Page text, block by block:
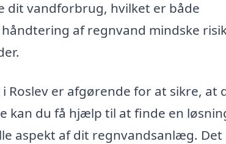
dit vandforbrug, hvilket er både
af regnvand mindske
er afgørende for at sikre, at
kan du få hjælp til at finde en
aspekt af dit regnvandsanlæg. Det